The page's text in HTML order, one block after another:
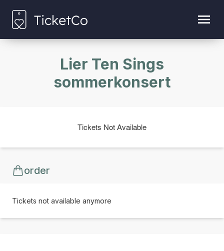
Lier Ten Sings
sommerkonsert
Tickets Not Available
order
Tickets not available anymore